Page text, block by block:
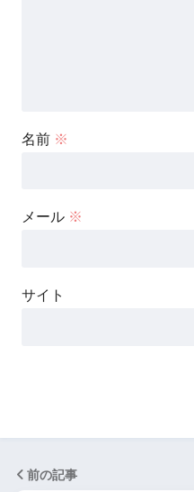
名前 ※
メール ※
サイト
前の記事